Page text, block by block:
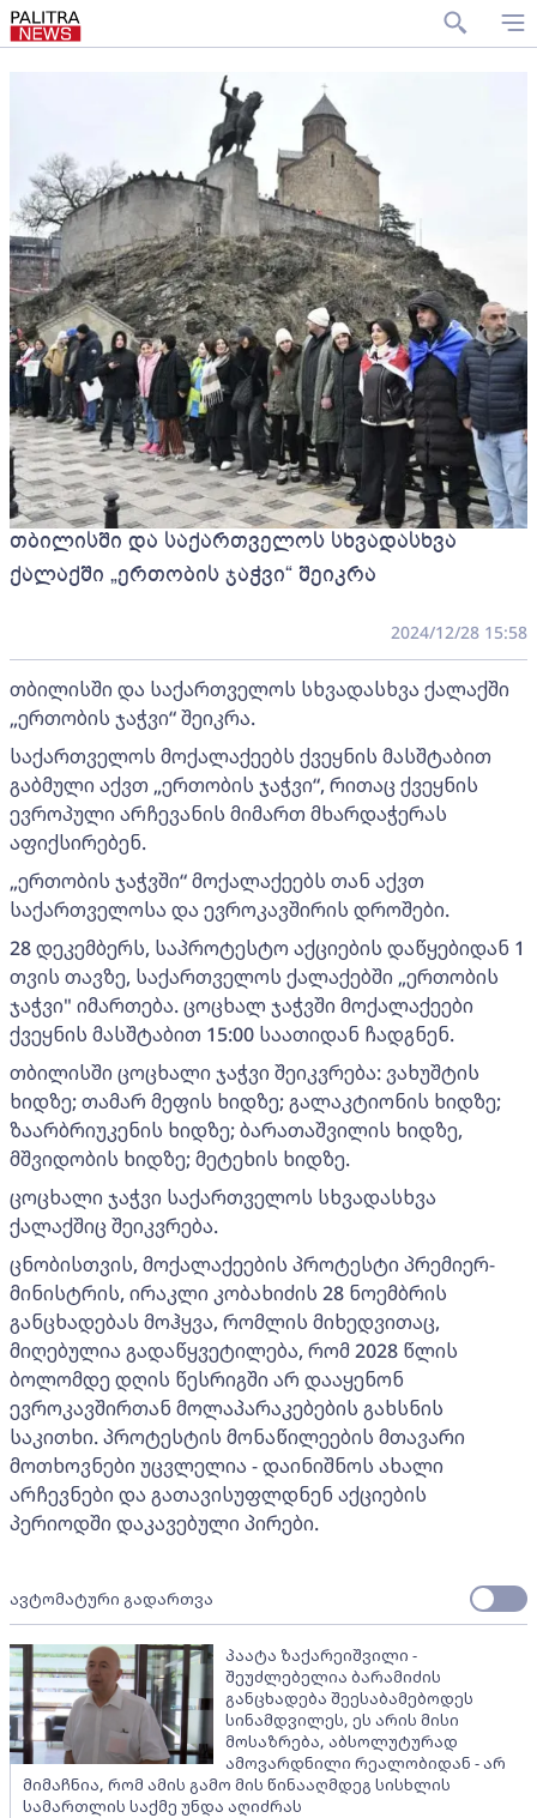
თბილისში და საქართველოს სხვადასხვა
ქალაქში „ერთობის ჯაჭვი“ შეიკრა
2024/12/28 15:58
თბილისში და საქართველოს სხვადასხვა ქალაქში
„ერთობის ჯაჭვი“ შეიკრა.
საქართველოს მოქალაქეებს ქვეყნის მასშტაბით
გაბმული აქვთ „ერთობის ჯაჭვი“, რითაც ქვეყნის
ევროპული არჩევანის მიმართ მხარდაჭერას
აფიქსირებენ.
„ერთობის ჯაჭვში“ მოქალაქეებს თან აქვთ
საქართველოსა და ევროკავშირის დროშები.
28 დეკემბერს, საპროტესტო აქციების დაწყებიდან 1
თვის თავზე, საქართველოს ქალაქებში „ერთობის
ჯაჭვი" იმართება. ცოცხალ ჯაჭვში მოქალაქეები
ქვეყნის მასშტაბით 15:00 საათიდან ჩადგნენ.
თბილისში ცოცხალი ჯაჭვი შეიკვრება: ვახუშტის
ხიდზე; თამარ მეფის ხიდზე; გალაკტიონის ხიდზე;
ზაარბრიუკენის ხიდზე; ბარათაშვილის ხიდზე,
მშვიდობის ხიდზე; მეტეხის ხიდზე.
ცოცხალი ჯაჭვი საქართველოს სხვადასხვა
ქალაქშიც შეიკვრება.
ცნობისთვის, მოქალაქეების პროტესტი პრემიერ-
მინისტრის, ირაკლი კობახიძის 28 ნოემბრის
განცხადებას მოჰყვა, რომლის მიხედვითაც,
მიღებულია გადაწყვეტილება, რომ 2028 წლის
ბოლომდე დღის წესრიგში არ დააყენონ
ევროკავშირთან მოლაპარაკებების გახსნის
საკითხი. პროტესტის მონაწილეების მთავარი
მოთხოვნები უცვლელია - დაინიშნოს ახალი
არჩევნები და გათავისუფლდნენ აქციების
პერიოდში დაკავებული პირები.
ავტომატური გადართვა
პაატა ზაქარეიშვილი -
შეუძლებელია ბარამიძის
განცხადება შეესაბამებოდეს
სინამდვილეს, ეს არის მისი
მოსაზრება, აბსოლუტურად
ამოვარდნილი რეალობიდან - არ
მიმაჩნია, რომ ამის გამო მის წინააღმდეგ სისხლის
სამართლის საქმე უნდა აღიძრას